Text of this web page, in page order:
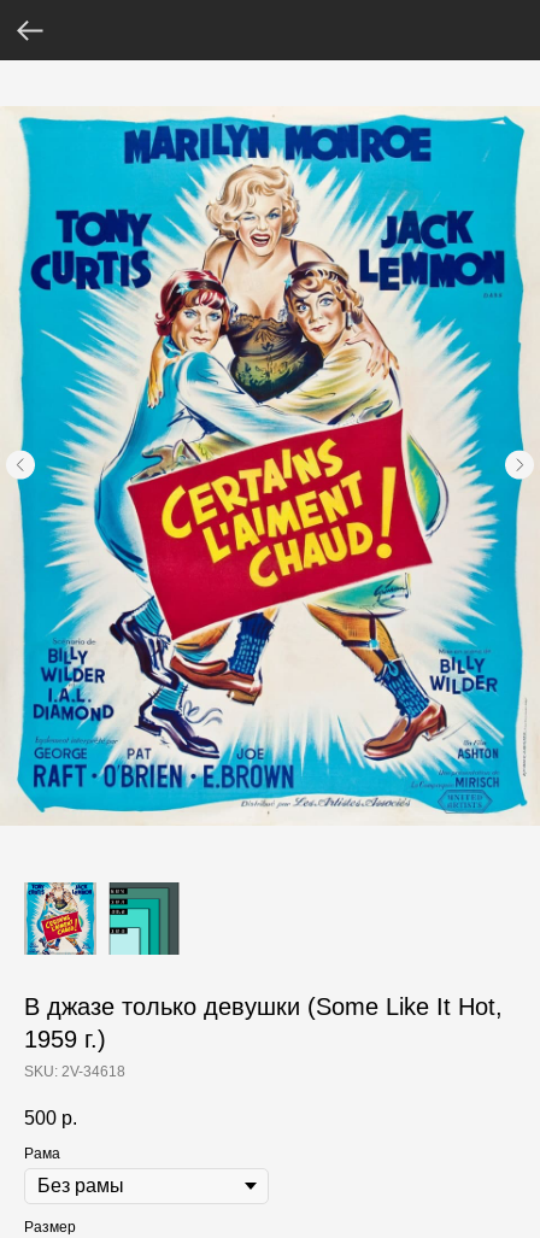
В джазе только девушки (Some Like It Hot,
1959 г.)
SKU: 2V-34618
500 р.
Рама
Размер